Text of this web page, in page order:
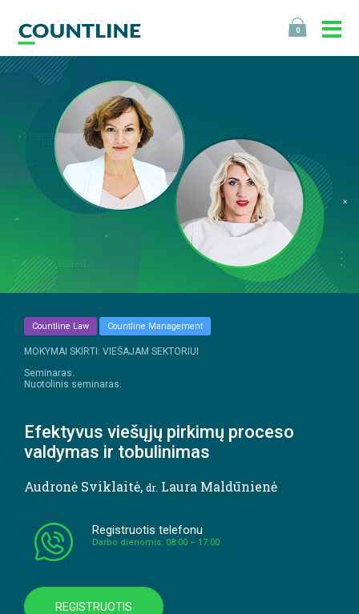
0
Countline Law Countline Management
MOKYMAI SKIRTI: VIEŠAJAM SEKTORIUI
Seminaras.
Nuotolinis seminaras.
Efektyvus viešųjų pirkimų proceso
valdymas ir tobulinimas
Audronė Sviklaitė, dr. Laura Maldūnienė
Registruotis telefonu
Darbo dienomis: 08:00 – 17:00
REGISTRUOTIS